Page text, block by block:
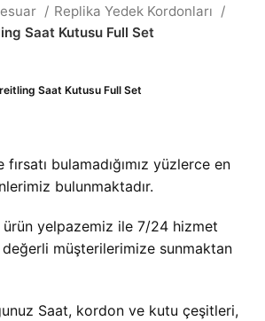
Replika Yedek Kordonları
Saat Kutusu Full Set
Saat Kutusu Full Set
bulamadığımız yüzlerce en
bulunmaktadır.
yelpazemiz ile 7/24 hizmet
değerli müşterilerimize sunmaktan
Saat, kordon ve kutu çeşitleri,